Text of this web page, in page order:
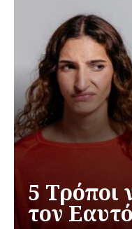
5 Τρόποι
τον